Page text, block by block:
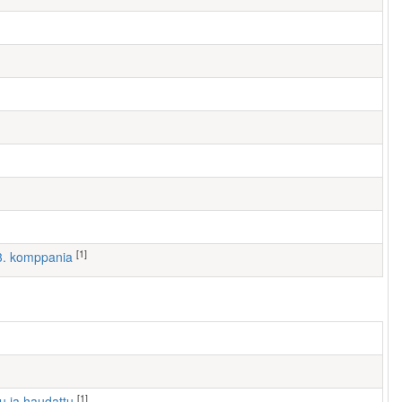
komppania [1]
[1]